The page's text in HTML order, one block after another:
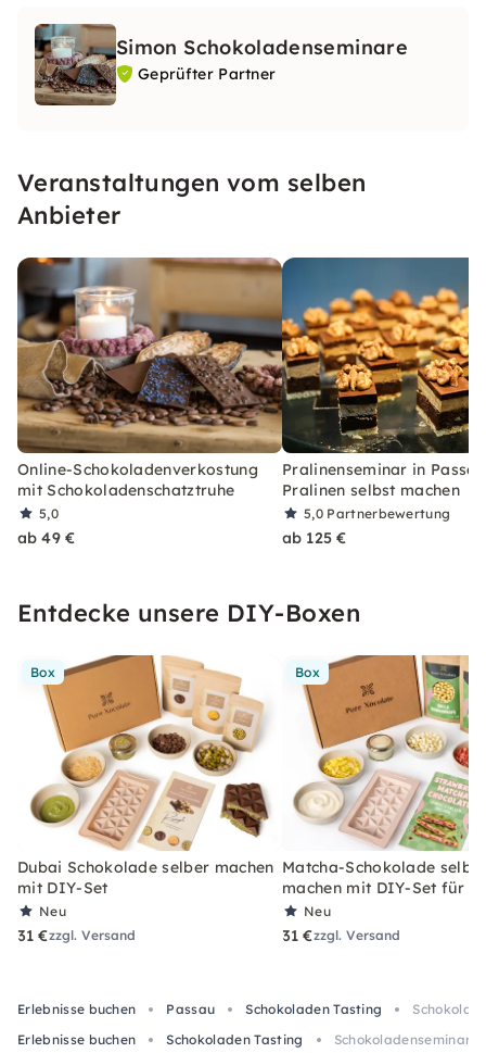
Simon Schokoladenseminare
Geprüfter Partner
Veranstaltungen vom selben
Anbieter
Online-Schokoladenverkostung
mit Schokoladenschatztruhe
5,0
ab 49 €
Pralinenseminar in
Pralinen selbst machen
5,0 Partnerbewertung
ab 125 €
Entdecke unsere DIY-Boxen
Box
Dubai Schokolade selber machen
mit DIY-Set
Neu
31 €zzgl. Versand
Box
Matcha-Schokolade
machen mit DIY-Set für
Neu
31 €zzgl. Versand
Erlebnisse buchen Passau Schokoladen Tasting
Erlebnisse buchen
Schokoladen Tasting Schokoladenseminar